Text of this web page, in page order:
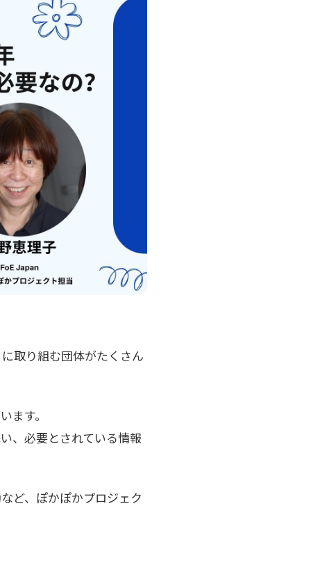
取り組む団体がたくさん
ます。
、必要とされている情報
ど、ぽかぽかプロジェク